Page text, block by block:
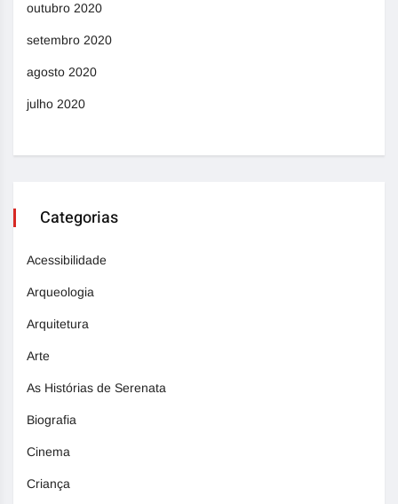
outubro 2020
setembro 2020
agosto 2020
julho 2020
Categorias
Acessibilidade
Arqueologia
Arquitetura
Arte
As Histórias de Serenata
Biografia
Cinema
Criança